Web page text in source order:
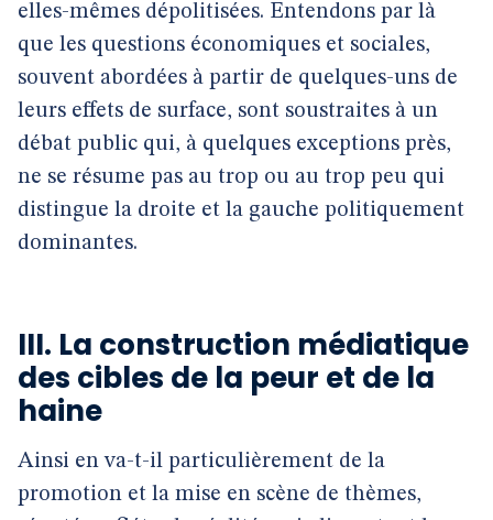
elles-mêmes dépolitisées. Entendons par là
que les questions économiques et sociales,
souvent abordées à partir de quelques-uns de
leurs effets de surface, sont soustraites à un
débat public qui, à quelques exceptions près,
ne se résume pas au trop ou au trop peu qui
distingue la droite et la gauche politiquement
dominantes.
III. La construction médiatique
des cibles de la peur et de la
haine
Ainsi en va-t-il particulièrement de la
promotion et la mise en scène de thèmes,